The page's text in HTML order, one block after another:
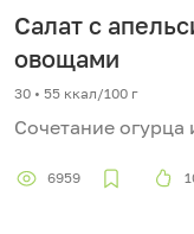
Салат с
овощами
30 • 55 ккал/100 г
Сочетание огурца
6959